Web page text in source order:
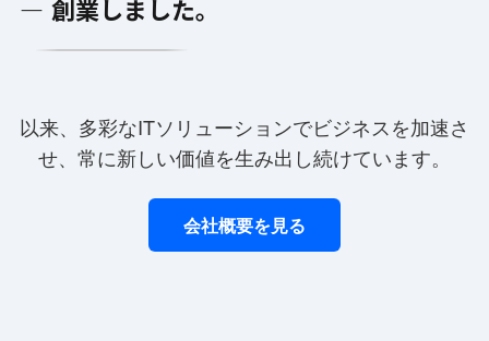
― 創業しました。
以来、多彩なITソリューションでビジネスを加速さ
せ、常に新しい価値を生み出し続けています。
会社概要を見る